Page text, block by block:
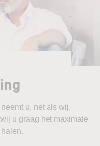
u, net als wij,
u graag het maximale